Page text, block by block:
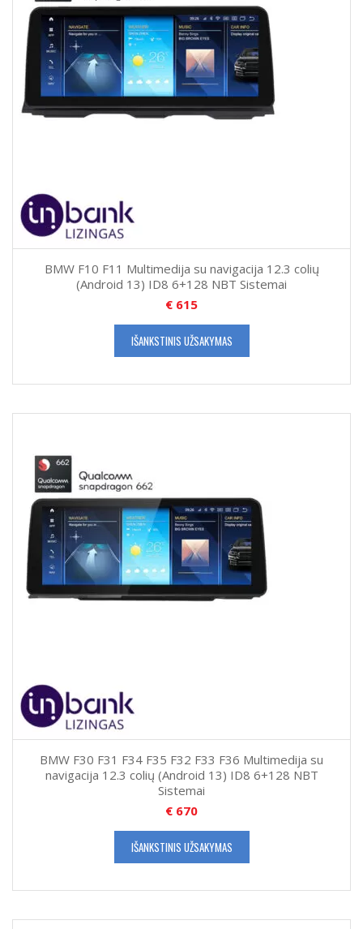
BMW F10 F11 Multimedija su navigacija 12.3 colių
(Android 13) ID8 6+128 NBT Sistemai
€ 615
IŠANKSTINIS UŽSAKYMAS
BMW F30 F31 F34 F35 F32 F33 F36 Multimedija su
navigacija 12.3 colių (Android 13) ID8 6+128 NBT
Sistemai
€ 670
IŠANKSTINIS UŽSAKYMAS